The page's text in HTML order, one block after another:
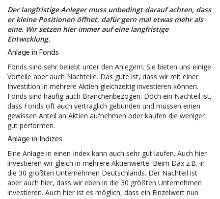
Der langfristige Anleger muss unbedingt darauf achten, dass
er kleine Positionen öffnet, dafür gern mal etwas mehr als
eine. Wir setzen hier immer auf eine langfristige
Entwicklung.
Anlage in Fonds
Fonds sind sehr beliebt unter den Anlegern. Sie bieten uns einige
Vorteile aber auch Nachteile. Das gute ist, dass wir mit einer
Investition in mehrere Aktien gleichzeitig investieren können.
Fonds sind häufig auch Branchenbezogen. Doch ein Nachteil ist,
dass Fonds oft auch vertraglich gebunden und müssen einen
gewissen Anteil an Aktien aufnehmen oder kaufen die weniger
gut performen.
Anlage in Indizes
Eine Anlage in einen Index kann auch sehr gut laufen. Auch hier
investieren wir gleich in mehrere Aktienwerte. Beim Dax z.B. in
die 30 größten Unternehmen Deutschlands. Der Nachteil ist
aber auch hier, dass wir eben in die 30 größten Unternehmen
investieren. Auch hier ist es möglich, dass ein Einzelwert nun